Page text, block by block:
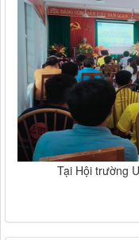
Tại Hội trường